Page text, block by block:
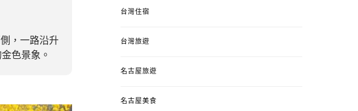
，一路沿升
色景象。
台灣住宿
台灣旅遊
名古屋旅遊
名古屋美食